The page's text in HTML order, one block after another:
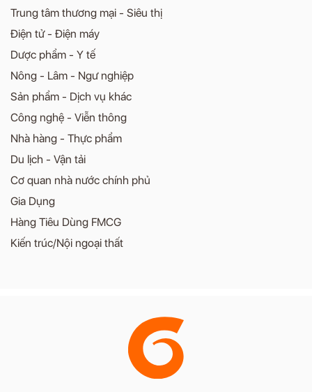
Trung tâm thương mại - Siêu thị
Điện tử - Điện máy
Dược phẩm - Y tế
Nông - Lâm - Ngư nghiệp
Sản phẩm - Dịch vụ khác
Công nghệ - Viễn thông
Nhà hàng - Thực phẩm
Du lịch - Vận tải
Cơ quan nhà nước chính phủ
Gia Dụng
Hàng Tiêu Dùng FMCG
Kiến trúc/Nội ngoại thất